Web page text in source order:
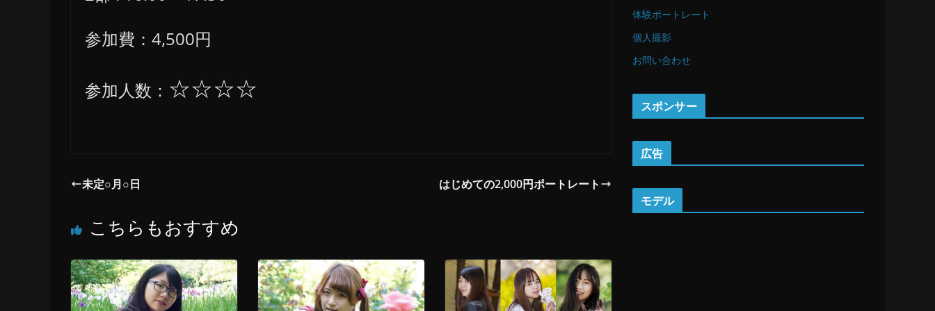
参加費：4,500円
参加人数： ☆☆☆☆
未定○月○日 はじめての2,000円ポートレート
こちらもおすすめ
体験ポートレート
個人撮影
お問い合わせ
スポンサー
広告
モデル